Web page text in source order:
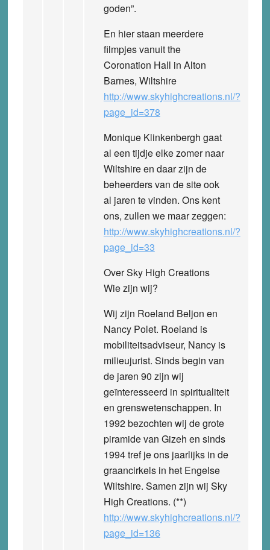
goden”.
En hier staan meerdere
filmpjes vanuit the
Coronation Hall in Alton
Barnes, Wiltshire
http://www.skyhighcreations.nl/?
page_id=378
Monique Klinkenbergh gaat
al een tijdje elke zomer naar
Wiltshire en daar zijn de
beheerders van de site ook
al jaren te vinden. Ons kent
ons, zullen we maar zeggen:
http://www.skyhighcreations.nl/?
page_id=33
Over Sky High Creations
Wie zijn wij?
Wij zijn Roeland Beljon en
Nancy Polet. Roeland is
mobiliteitsadviseur, Nancy is
milieujurist. Sinds begin van
de jaren 90 zijn wij
geïnteresseerd in spiritualiteit
en grenswetenschappen. In
1992 bezochten wij de grote
piramide van Gizeh en sinds
1994 tref je ons jaarlijks in de
graancirkels in het Engelse
Wiltshire. Samen zijn wij Sky
High Creations. (**)
http://www.skyhighcreations.nl/?
page_id=136